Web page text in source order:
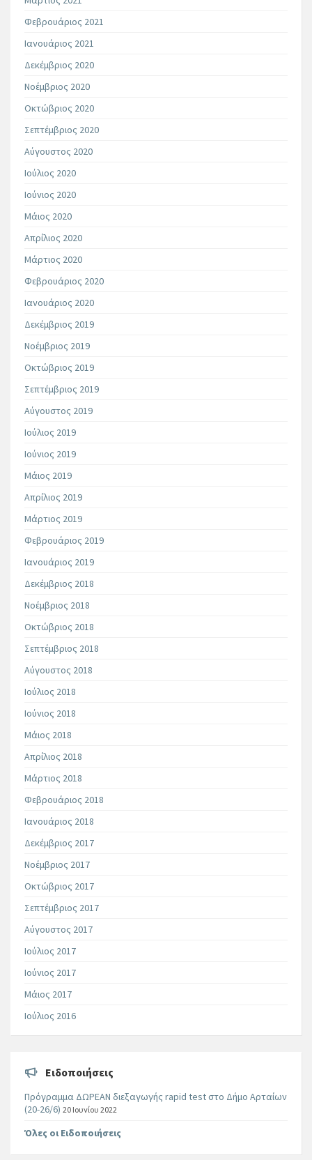
Φεβρουάριος 2021
Ιανουάριος 2021
Δεκέμβριος 2020
Νοέμβριος 2020
Οκτώβριος 2020
Σεπτέμβριος 2020
Αύγουστος 2020
Ιούλιος 2020
Ιούνιος 2020
Μάιος 2020
Απρίλιος 2020
Μάρτιος 2020
Φεβρουάριος 2020
Ιανουάριος 2020
Δεκέμβριος 2019
Νοέμβριος 2019
Οκτώβριος 2019
Σεπτέμβριος 2019
Αύγουστος 2019
Ιούλιος 2019
Ιούνιος 2019
Μάιος 2019
Απρίλιος 2019
Μάρτιος 2019
Φεβρουάριος 2019
Ιανουάριος 2019
Δεκέμβριος 2018
Νοέμβριος 2018
Οκτώβριος 2018
Σεπτέμβριος 2018
Αύγουστος 2018
Ιούλιος 2018
Ιούνιος 2018
Μάιος 2018
Απρίλιος 2018
Μάρτιος 2018
Φεβρουάριος 2018
Ιανουάριος 2018
Δεκέμβριος 2017
Νοέμβριος 2017
Οκτώβριος 2017
Σεπτέμβριος 2017
Αύγουστος 2017
Ιούλιος 2017
Ιούνιος 2017
Μάιος 2017
Ιούλιος 2016
Ειδοποιήσεις
Πρόγραμμα ΔΩΡΕΑΝ διεξαγωγής rapid test στο Δήμο Αρταίων
(20-26/6) 20 Ιουνίου 2022
Όλες οι Ειδοποιήσεις